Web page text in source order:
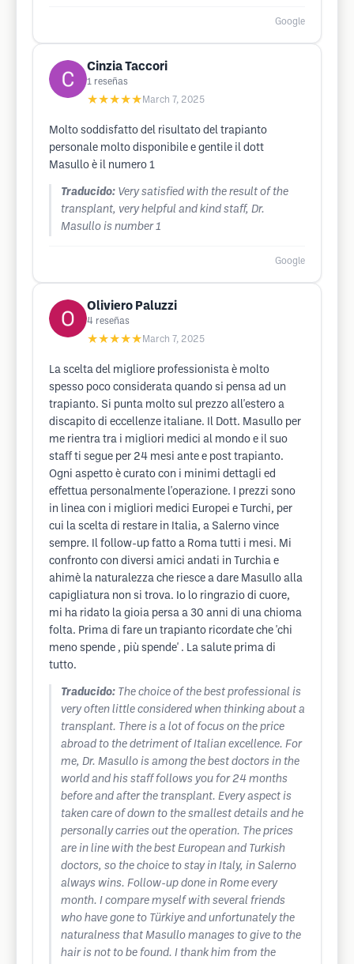
Google
Cinzia Taccori
1 reseñas
★★★★★ March 7, 2025
Molto soddisfatto del risultato del trapianto
personale molto disponibile e gentile il dott
Masullo è il numero 1
Traducido: Very satisfied with the result of the
transplant, very helpful and kind staff, Dr.
Masullo is number 1
Google
Oliviero Paluzzi
4 reseñas
★★★★★ March 7, 2025
La scelta del migliore professionista è molto
spesso poco considerata quando si pensa ad un
trapianto. Si punta molto sul prezzo all'estero a
discapito di eccellenze italiane. Il Dott. Masullo per
me rientra tra i migliori medici al mondo e il suo
staff ti segue per 24 mesi ante e post trapianto.
Ogni aspetto è curato con i minimi dettagli ed
effettua personalmente l'operazione. I prezzi sono
in linea con i migliori medici Europei e Turchi, per
cui la scelta di restare in Italia, a Salerno vince
sempre. Il follow-up fatto a Roma tutti i mesi. Mi
confronto con diversi amici andati in Turchia e
ahimè la naturalezza che riesce a dare Masullo alla
capigliatura non si trova. Io lo ringrazio di cuore,
mi ha ridato la gioia persa a 30 anni di una chioma
folta. Prima di fare un trapianto ricordate che 'chi
meno spende , più spende' . La salute prima di
tutto.
Traducido: The choice of the best professional is
very often little considered when thinking about a
transplant. There is a lot of focus on the price
abroad to the detriment of Italian excellence. For
me, Dr. Masullo is among the best doctors in the
world and his staff follows you for 24 months
before and after the transplant. Every aspect is
taken care of down to the smallest details and he
personally carries out the operation. The prices
are in line with the best European and Turkish
doctors, so the choice to stay in Italy, in Salerno
always wins. Follow-up done in Rome every
month. I compare myself with several friends
who have gone to Türkiye and unfortunately the
naturalness that Masullo manages to give to the
hair is not to be found. I thank him from the